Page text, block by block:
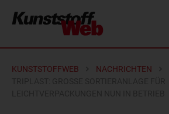
KUNSTSTOFFWEB NACHRICHTEN